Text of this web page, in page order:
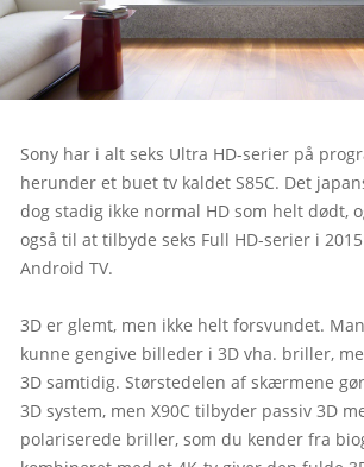
Sony har i alt seks Ultra HD-serier på
herunder et buet tv kaldet S85C. Det
dog stadig ikke normal HD som helt dødt,
også til at tilbyde seks Full HD-serier i
Android TV.
3D er glemt, men ikke helt forsvundet.
kunne gengive billeder i 3D vha. briller,
3D samtidig. Størstedelen af skærmene
3D system, men X90C tilbyder passiv 3D
polariserede briller, som du kender fra